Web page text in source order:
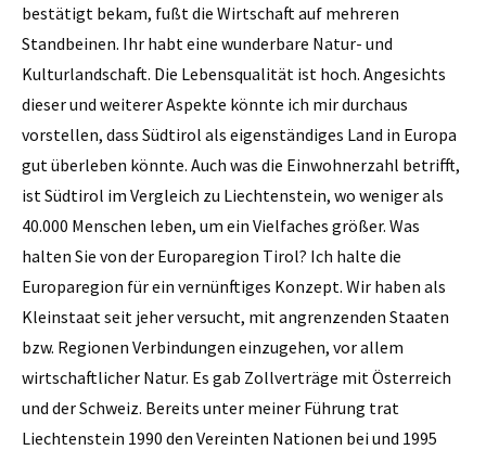
bestätigt bekam, fußt die Wirtschaft auf mehreren
Standbeinen. Ihr habt eine wunderbare Natur- und
Kulturlandschaft. Die Lebensqualität ist hoch. Angesichts
dieser und weiterer Aspekte könnte ich mir durchaus
vorstellen, dass Südtirol als eigenständiges Land in Europa
gut überleben ­könnte. Auch was die Einwohnerzahl betrifft,
ist Südtirol im Vergleich zu Liechtenstein, wo weniger als
40.000 Menschen leben, um ein Vielfaches größer. Was
halten Sie von der Europaregion Tirol? Ich halte die
Europaregion für ein vernünftiges Konzept. Wir haben als
Kleinstaat seit jeher versucht, mit angrenzenden Staaten
bzw. Regionen Verbindungen einzugehen, vor allem
wirtschaftlicher Natur. Es gab Zollverträge mit Österreich
und der Schweiz. Bereits unter meiner Führung trat
Liechtenstein 1990 den Vereinten Nationen bei und 1995